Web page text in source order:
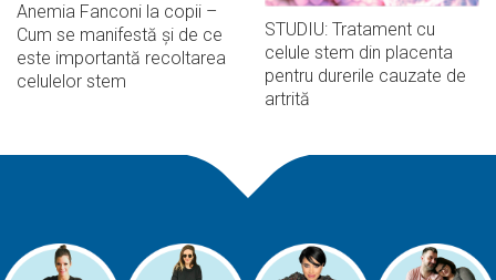
Anemia Fanconi la copii –
Cum se manifestă și de ce
este importantă recoltarea
celulelor stem
STUDIU: Tratament cu
celule stem din placenta
pentru durerile cauzate de
artrită